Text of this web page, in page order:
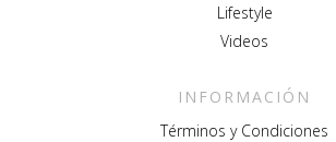
Lifestyle
Videos
INFORMACIÓN
Términos y Condiciones